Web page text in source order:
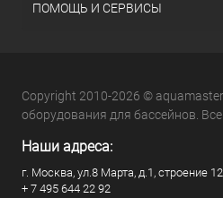
ПОМОЩЬ И СЕРВИСЫ
Copyright 2010-2026 ©
оборудования для бассейнов.
Наши адреса:
г. Москва, ул.8 Марта, д.1, строение 12
+ 7 495 644 22 92